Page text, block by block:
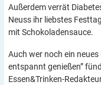
Außerdem verrät
Neuss ihr liebstes
mit Schokoladensauce.
Auch wer noch ein
entspannt genießen”
Essen&Trinken-